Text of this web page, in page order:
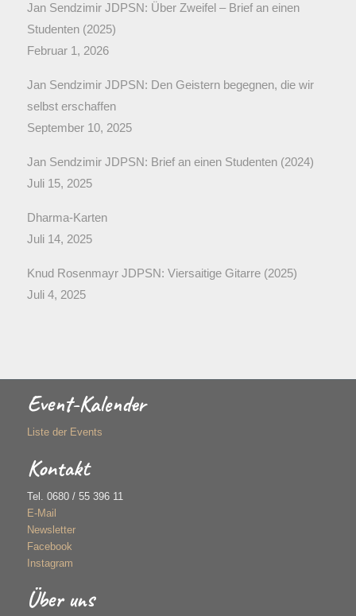
Jan Sendzimir JDPSN: Über Zweifel – Brief an einen
Studenten (2025)
Februar 1, 2026
Jan Sendzimir JDPSN: Den Geistern begegnen, die wir
selbst erschaffen
September 10, 2025
Jan Sendzimir JDPSN: Brief an einen Studenten (2024)
Juli 15, 2025
Dharma-Karten
Juli 14, 2025
Knud Rosenmayr JDPSN: Viersaitige Gitarre (2025)
Juli 4, 2025
Event-Kalender
Liste der Events
Kontakt
Tel. 0680 / 55 396 11
E-Mail
Newsletter
Facebook
Instagram
Über uns